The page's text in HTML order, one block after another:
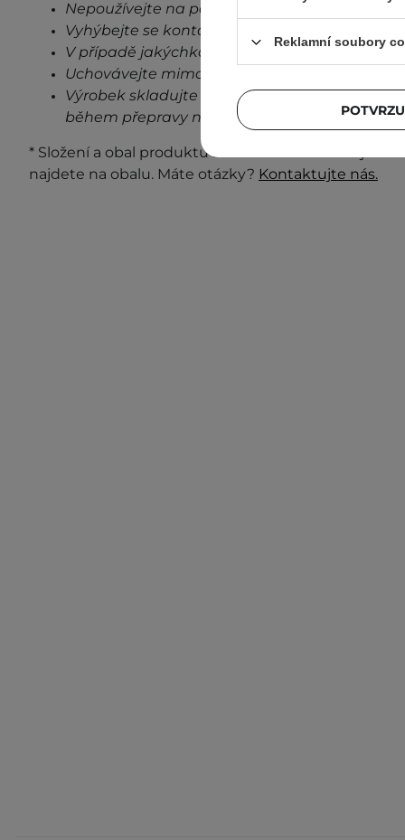
Nepoužívejte na poškozenou pokožku.
Vyhýbejte se kontaktu s očima.
V případě jakýchkoli známek podráždění,
Uchovávejte mimo dosah dětí.
Výrobek skladujte při pokojové teplotě na
během přepravy neovlivní stabilitu a
* Složení a obal produktu se mohou měnit.
najdete na obalu. Máte otázky? Kontaktujte nás.
Reklamní soubory